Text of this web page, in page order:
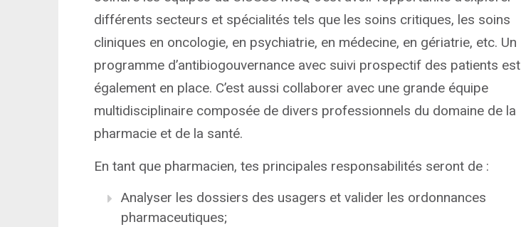
différents secteurs et spécialités tels que les soins critiques, les soins
cliniques en oncologie, en psychiatrie, en médecine, en gériatrie, etc. Un
programme d’antibiogouvernance avec suivi prospectif des patients est
également en place. C’est aussi collaborer avec une grande équipe
multidisciplinaire composée de divers professionnels du domaine de la
pharmacie et de la santé.
En tant que pharmacien, tes principales responsabilités seront de :
Analyser les dossiers des usagers et valider les ordonnances
pharmaceutiques;